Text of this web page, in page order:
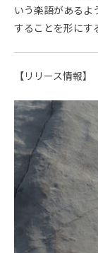
いう楽語があるよ
することを形にす
【リリース情報】